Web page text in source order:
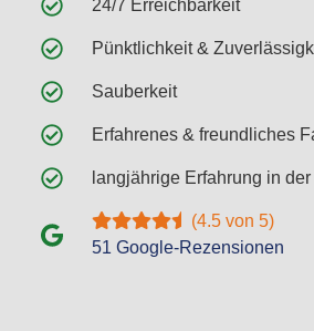
24/7 Erreichbarkeit
Pünktlichkeit &
Sauberkeit
Erfahrenes & freundliches
langjährige Erfahrung in
(4.5 von 5)
51 Google-Rezensionen